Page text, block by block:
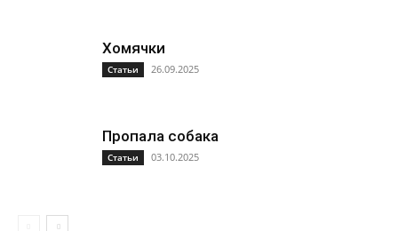
Хомячки
Статьи 26.09.2025
Пропала собака
Статьи 03.10.2025